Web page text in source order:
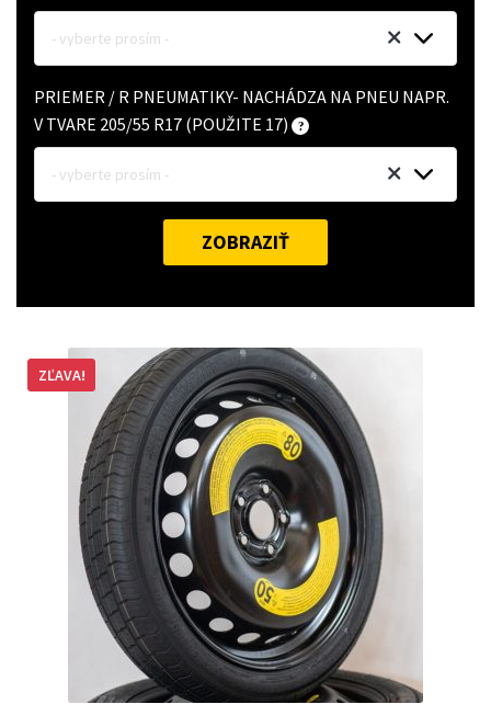
- vyberte prosím -
PRIEMER / R PNEUMATIKY- NACHÁDZA NA PNEU NAPR.
V TVARE 205/55 R17 (POUŽITE 17)
- vyberte prosím -
ZOBRAZIŤ
ZĽAVA!